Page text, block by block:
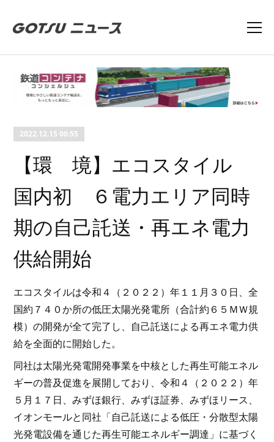
2022.12.15 00:55
【環 境】エコスタイル
国内初 ６電力エリア同時
期の自己託送・再エネ電力
供給開始
エコスタイルは令和４（２０２２）年１１月３０日、全
国約７４０か所の低圧太陽光発電所（合計約６５ＭＷ規
模）の開発が全て完了し、自己託送による再エネ電力供
給を全面的に開始した。
同社は太陽光発電開発事業を中核とした再生可能エネル
ギーの普及促進を展開しており、令和４（２０２２）年
５月１７日、みずほ銀行、みずほ証券、みずほリース、
イオンモールと同社「自己託送による低圧・分散型太陽
光発電設備を通じた再生可能エネルギー調達」に基づく